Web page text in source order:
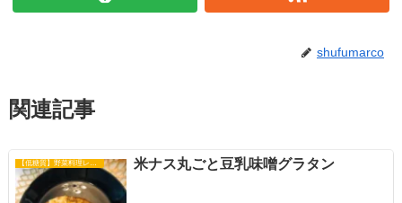
shufumarco
関連記事
【低糖質】野菜料理レシピ 米ナス丸ごと豆乳味噌グラタン